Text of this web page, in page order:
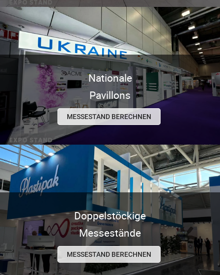
Nationale
Pavillons
MESSESTAND BERECHNEN
Doppelstöckige
Messestände
MESSESTAND BERECHNEN